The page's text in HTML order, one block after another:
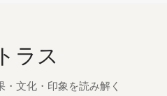
ラス
文化・印象を読み解く